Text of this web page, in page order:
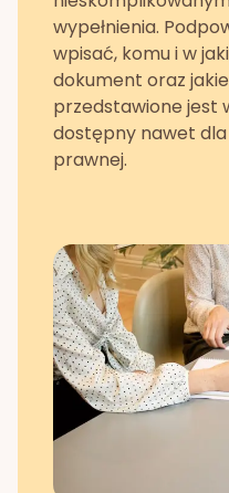
wypełnienia.
wpisać, komu i w
dokument oraz
przedstawione jest
dostępny nawet
prawnej.